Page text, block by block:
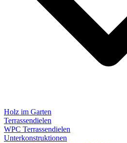
Holz im Garten
Terrassendielen
WPC Terrassendielen
Unterkonstruktionen